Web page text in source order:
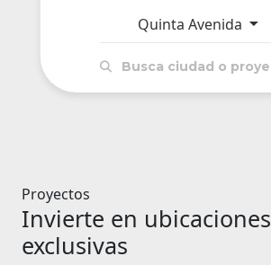
Quinta Avenida
Proyectos
Invierte en ubicaciones
exclusivas